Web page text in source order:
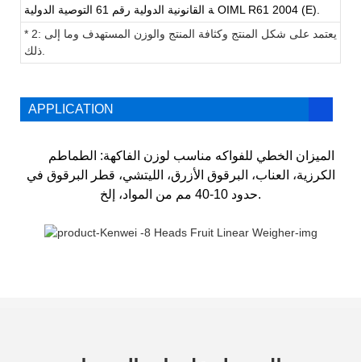
ة القانونية الدولية رقم 61 التوصية الدولية OIML R61 2004 (E).
* 2: يعتمد على شكل المنتج وكثافة المنتج والوزن المستهدف وما إلى
APPLICATION
الميزان الخطي للفواكه مناسب لوزن الفاكهة: الطماطم
الكرزية، العناب، البرقوق الأزرق، الليتشي، قطر البرقوق في
حدود 10-40 مم من المواد، إلخ.